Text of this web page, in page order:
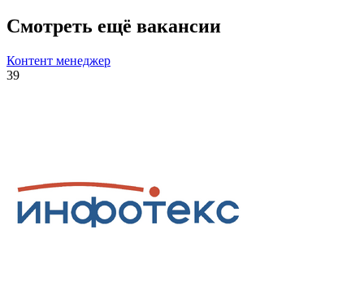
Смотреть ещё вакансии
Контент менеджер
39